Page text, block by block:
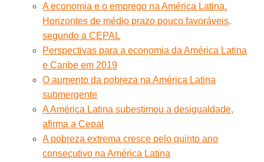
A economia e o emprego na América Latina.
Horizontes de médio prazo pouco favoráveis,
segundo a CEPAL
Perspectivas para a economia da América Latina
e Caribe em 2019
O aumento da pobreza na América Latina
submergente
A América Latina subestimou a desigualdade,
afirma a Cepal
A pobreza extrema cresce pelo quinto ano
consecutivo na América Latina